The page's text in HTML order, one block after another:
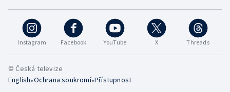
Instagram Facebook YouTube X Threads
© Česká televize
English•Ochrana soukromí•Přístupnost